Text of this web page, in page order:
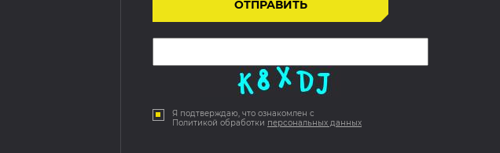
Я подтверждаю, что ознакомлен с
Политикой обработки персональных данных